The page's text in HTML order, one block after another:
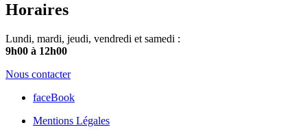
Horaires
Lundi, mardi, jeudi, vendredi et samedi :
9h00 à 12h00
Nous contacter
faceBook
Mentions Légales